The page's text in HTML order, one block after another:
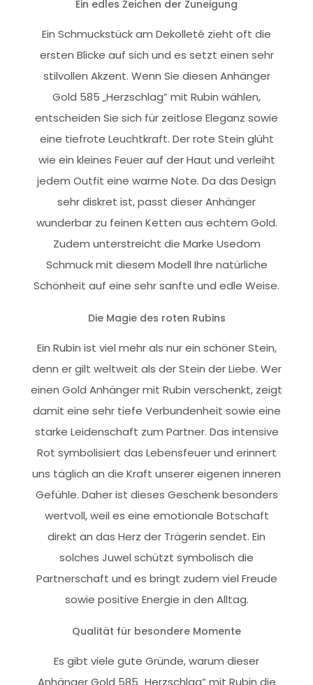
Ein edles Zeichen der Zuneigung
Ein Schmuckstück am Dekolleté zieht oft die
ersten Blicke auf sich und es setzt einen sehr
stilvollen Akzent. Wenn Sie diesen Anhänger
Gold 585 „Herzschlag” mit Rubin wählen,
entscheiden Sie sich für zeitlose Eleganz sowie
eine tiefrote Leuchtkraft. Der rote Stein glüht
wie ein kleines Feuer auf der Haut und verleiht
jedem Outfit eine warme Note. Da das Design
sehr diskret ist, passt dieser Anhänger
wunderbar zu feinen Ketten aus echtem Gold.
Zudem unterstreicht die Marke Usedom
Schmuck mit diesem Modell Ihre natürliche
Schönheit auf eine sehr sanfte und edle Weise.
Die Magie des roten Rubins
Ein Rubin ist viel mehr als nur ein schöner Stein,
denn er gilt weltweit als der Stein der Liebe. Wer
einen Gold Anhänger mit Rubin verschenkt, zeigt
damit eine sehr tiefe Verbundenheit sowie eine
starke Leidenschaft zum Partner. Das intensive
Rot symbolisiert das Lebensfeuer und erinnert
uns täglich an die Kraft unserer eigenen inneren
Gefühle. Daher ist dieses Geschenk besonders
wertvoll, weil es eine emotionale Botschaft
direkt an das Herz der Trägerin sendet. Ein
solches Juwel schützt symbolisch die
Partnerschaft und es bringt zudem viel Freude
sowie positive Energie in den Alltag.
Qualität für besondere Momente
Es gibt viele gute Gründe, warum dieser
Anhänger Gold 585 „Herzschlag” mit Rubin die